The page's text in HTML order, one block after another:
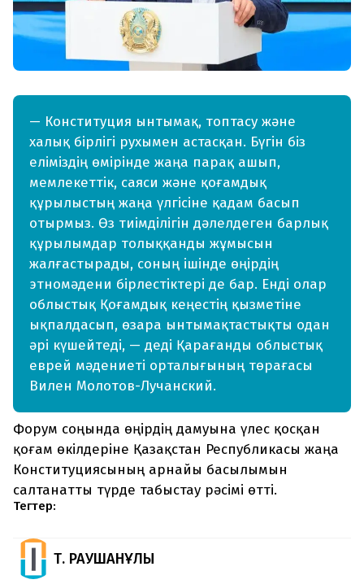
— Конституция ынтымақ, топтасу және
халық бірлігі рухымен астасқан. Бүгін біз
еліміздің өмірінде жаңа парақ ашып,
мемлекеттік, саяси және қоғамдық
құрылыстың жаңа үлгісіне қадам басып
отырмыз. Өз тиімділігін дәлелдеген барлық
құрылымдар толыққанды жұмысын
жалғастырады, соның ішінде өңірдің
этномәдени бірлестіктері де бар. Енді олар
облыстық Қоғамдық кеңестің қызметіне
ықпалдасып, өзара ынтымақтастықты одан
әрі күшейтеді, — деді Қарағанды облыстық
еврей мәдениеті орталығының төрағасы
Вилен Молотов-Лучанский.
Форум соңында өңірдің дамуына үлес қосқан
қоғам өкілдеріне Қазақстан Республикасы жаңа
Конституциясының арнайы басылымын
салтанатты түрде табыстау рәсімі өтті.
Тегтер:
Т. РАУШАНҰЛЫ